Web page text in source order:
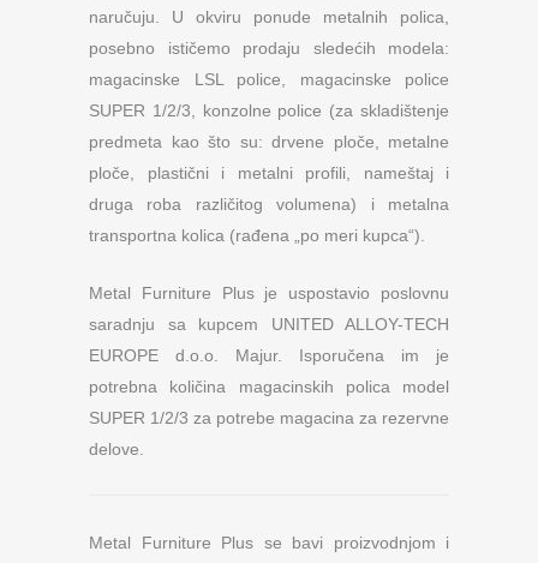
naručuju. U okviru ponude metalnih polica,
posebno ističemo prodaju sledećih modela:
magacinske LSL police, magacinske police
SUPER 1/2/3, konzolne police (za skladištenje
predmeta kao što su: drvene ploče, metalne
ploče, plastični i metalni profili, nameštaj i
druga roba različitog volumena) i metalna
transportna kolica (rađena „po meri kupca“).
Metal Furniture Plus je uspostavio poslovnu
saradnju sa kupcem UNITED ALLOY-TECH
EUROPE d.o.o. Majur. Isporučena im je
potrebna količina magacinskih polica model
SUPER 1/2/3 za potrebe magacina za rezervne
delove.
Metal Furniture Plus se bavi proizvodnjom i